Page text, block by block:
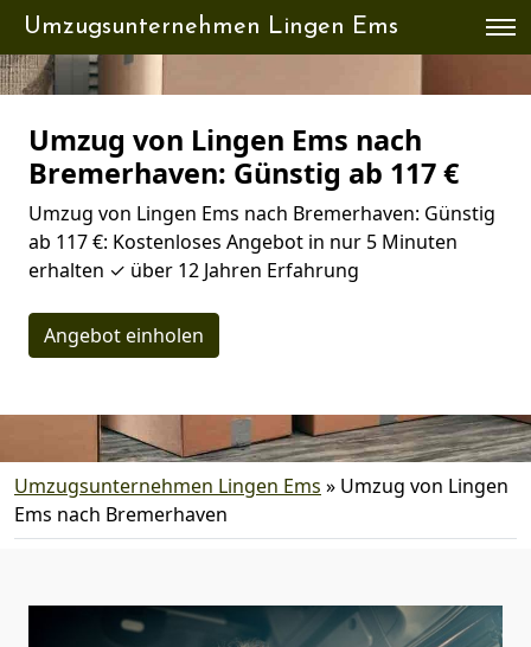
Umzugsunternehmen Lingen Ems
Umzug von Lingen Ems nach
Bremer­haven: Günstig ab 117 €
Umzug von Lingen Ems nach Bremer­haven: Günstig
ab 117 €: Kostenloses Angebot in nur 5 Minuten
erhalten ✓ über 12 Jahren Erfahrung
Angebot einholen
Umzugsunternehmen Lingen Ems » Umzug von Lingen
Ems nach Bremer­haven